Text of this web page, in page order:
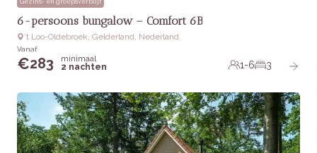
6-persoons bungalow – Comfort 6B
‘t Loo-Oldebroek, Gelderland, Nederland
Vanaf
€283
minimaal
2 nachten
1-6 3